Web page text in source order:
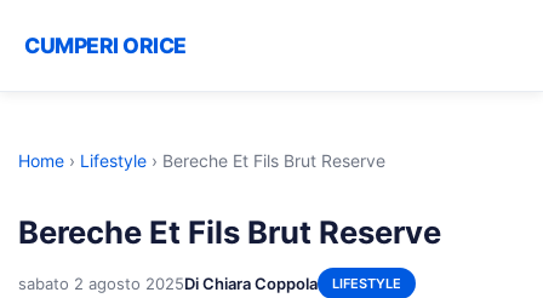
CUMPERI ORICE
Home › Lifestyle › Bereche Et Fils Brut Reserve
Bereche Et Fils Brut Reserve
sabato 2 agosto 2025Di Chiara Coppola LIFESTYLE